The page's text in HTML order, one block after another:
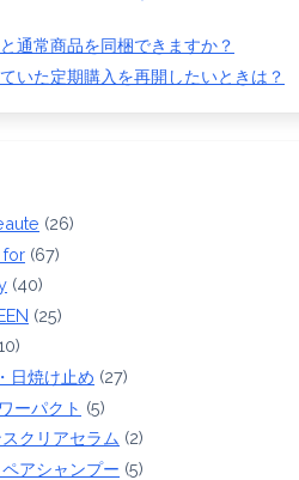
通常商品を同梱できますか？
いた定期購入を再開したいときは？
(26)
for (67)
(40)
(25)
日焼け止め (27)
ーパクト (5)
クリアセラム (2)
アシャンプー (5)